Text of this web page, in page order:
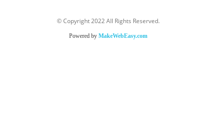
© Copyright 2022 All Rights Reserved.
Powered by MakeWebEasy.com